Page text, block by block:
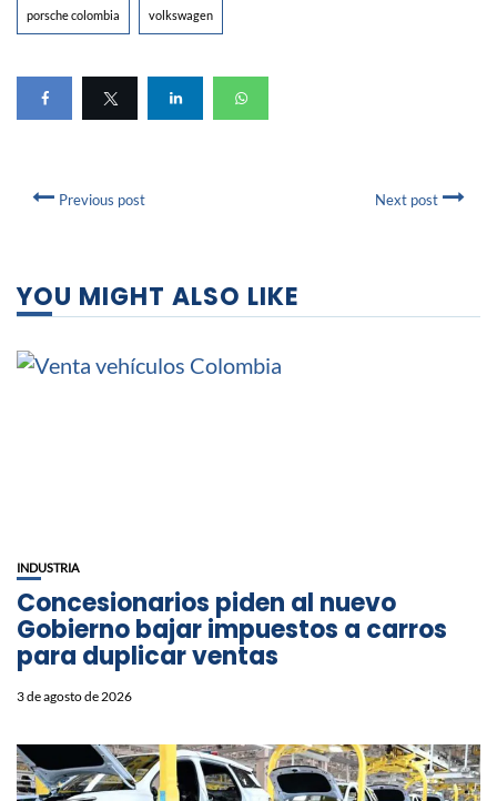
porsche colombia volkswagen
Previous post Next post
YOU MIGHT ALSO LIKE
INDUSTRIA
Concesionarios piden al nuevo
Gobierno bajar impuestos a carros
para duplicar ventas
3 de agosto de 2026